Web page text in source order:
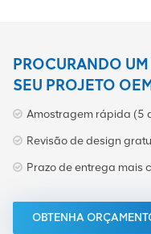
PROCURANDO
SEU PROJETO
Amostragem rápida (5
Revisão de design
Prazo de entrega mais
OBTENHA